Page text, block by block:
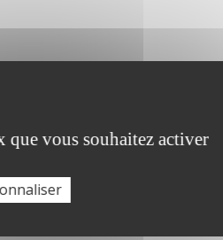
que vous souhaitez activer